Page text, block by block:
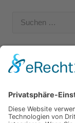
Suchen